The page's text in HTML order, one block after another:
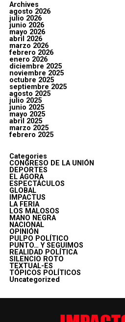
Archives
agosto 2026
julio 2026
junio 2026
mayo 2026
abril 2026
marzo 2026
febrero 2026
enero 2026
diciembre 2025
noviembre 2025
octubre 2025
septiembre 2025
agosto 2025
julio 2025
junio 2025
mayo 2025
abril 2025
marzo 2025
febrero 2025
Categories
CONGRESO DE LA UNIÓN
DEPORTES
EL ÁGORA
ESPECTÁCULOS
GLOBAL
IMPACTUS
LA FERIA
LOS MALOSOS
MANO NEGRA
NACIONAL
OPINIÓN
PULPO POLÍTICO
PUNTO… Y SEGUIMOS
REALIDAD POLÍTICA
SILENCIO ROTO
TEXTUAL-ES
TÓPICOS POLÍTICOS
Uncategorized